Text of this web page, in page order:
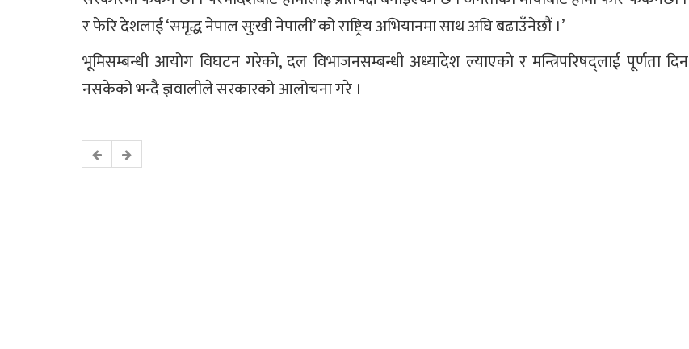
र फेरि देशलाई ‘समृद्ध नेपाल सुःखी नेपाली’ को राष्ट्रिय अभियानमा साथ अघि बढाउँनेछौं ।’
भूमिसम्बन्धी आयोग विघटन गरेको, दल विभाजनसम्बन्धी अध्यादेश ल्याएको र मन्त्रिपरिषद्लाई पूर्णता दिन
नसकेको भन्दै ज्ञवालीले सरकारको आलोचना गरे ।